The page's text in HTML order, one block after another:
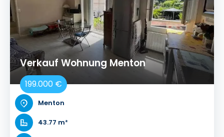
Verkauf Wohnung Menton
199.000 €
Menton
43.77 m²